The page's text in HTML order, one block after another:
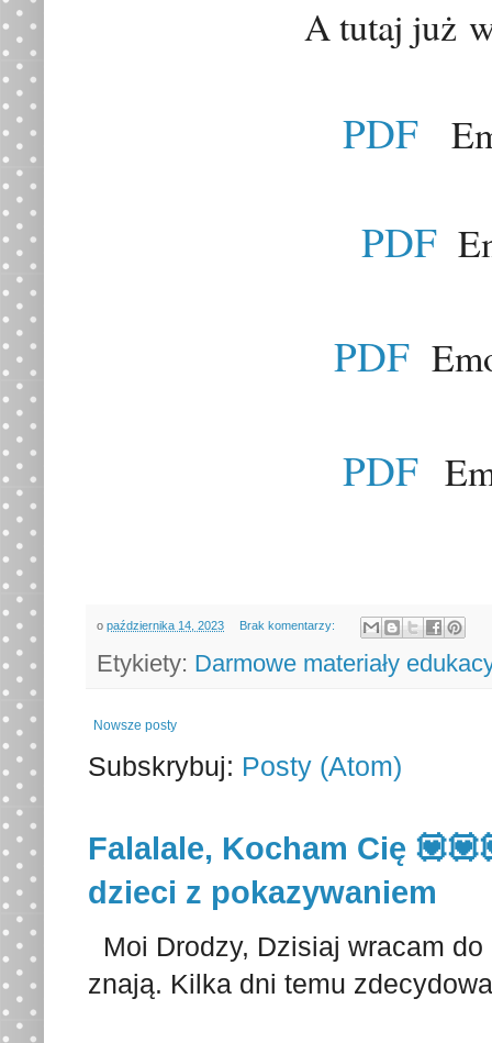
A tutaj już
PDF
PDF
PDF
PDF
o października 14, 2023 Brak komentarzy:
Etykiety: Darmowe materiały
Nowsze posty
Subskrybuj: Posty (Atom)
Falalale, Kocham Cię
dzieci z pokazywaniem
Moi Drodzy, Dzisiaj wracam
znają. Kilka dni temu